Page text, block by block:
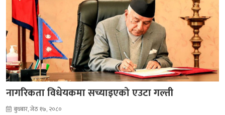
नागरिकता विधेयकमा सच्याइएको एउटा गल्ती
बुधबार, जेठ १७, २०८०